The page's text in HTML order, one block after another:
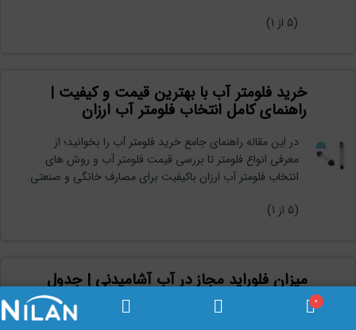
(
5 از 1)
خرید فلومتر آب با بهترین قیمت و کیفیت |
راهنمای کامل انتخاب فلومتر آب ارزان
در این مقاله راهنمای جامع خرید فلومتر آب را بخوانید؛ از
معرفی انواع فلومتر تا بررسی قیمت فلومتر آب و روش های
انتخاب فلومتر آب ارزان باکیفیت برای مصارف خانگی و صنعتی.
(
5 از 1)
میزان فلوراید مجاز در آب آشامیدنی | جدول
استاندارد، فواید و مضرات برای سلامتی 0